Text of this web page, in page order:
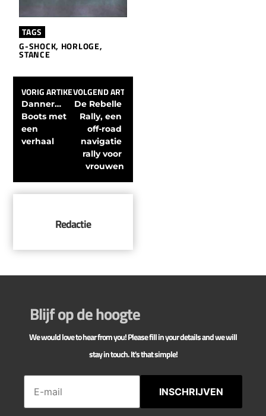
TAGS
G-SHOCK, HORLOGE,
STANCE
VORIG ARTIKEL
Danner…
Boots met
een
verhaal
VOLGEND ARTIKEL
De Rebelle
Rally, een
off-road
navigatie
rally voor
vrouwen
Redactie
Blijf op de hoogte
We would love to hear from you! Please fill in your details and we will
stay in touch. It's that simple!
INSCHRIJVEN